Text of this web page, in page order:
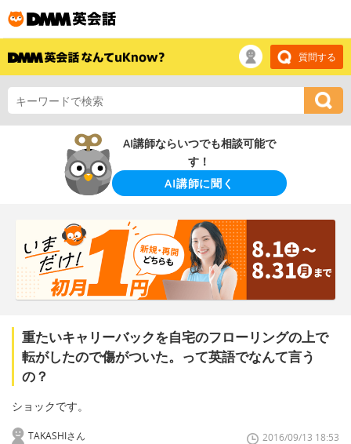
質問する
AI講師ならいつでも相談可能で
す！
AI講師に聞く
重たいキャリーバックを自宅のフローリングの上で
転がしたので傷がついた。って英語でなんて言う
の？
ショックです。
TAKASHIさん 2016/09/13 18:53